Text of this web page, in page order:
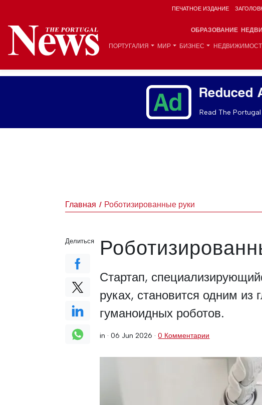
ПЕЧАТНОЕ ИЗДАНИЕ
ОБРАЗОВАНИЕ
ПОРТУГАЛИЯ МИР БИЗНЕС
Reduced
Read The
Главная Роботизированные руки
Стартап,
руках, становится одним из
гуманоидных роботов.
in ·06 Jun 2026 ·0 Комментарии
Делиться